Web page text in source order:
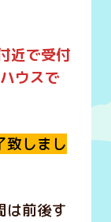
近で受付
ウスで
致しまし
前後す